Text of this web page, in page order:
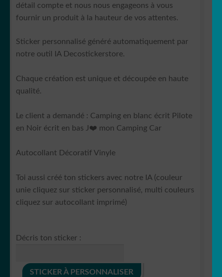
détail compte et nous nous engageons à vous
fournir un produit à la hauteur de vos attentes.
Sticker personnalisé généré automatiquement par
notre outil IA Decostickerstore.
Chaque création est unique et découpée en haute
qualité.
Le client a demandé : Camping en blanc écrit Pilote
en Noir écrit en bas J❤️ mon Camping Car
Autocollant Décoratif Vinyle
Toi aussi créé ton stickers avec notre IA (couleur
unie cliquez sur sticker personnalisé, multi couleurs
cliquez sur autocollant imprimé)
Décris ton sticker :
STICKER À PERSONNALISER